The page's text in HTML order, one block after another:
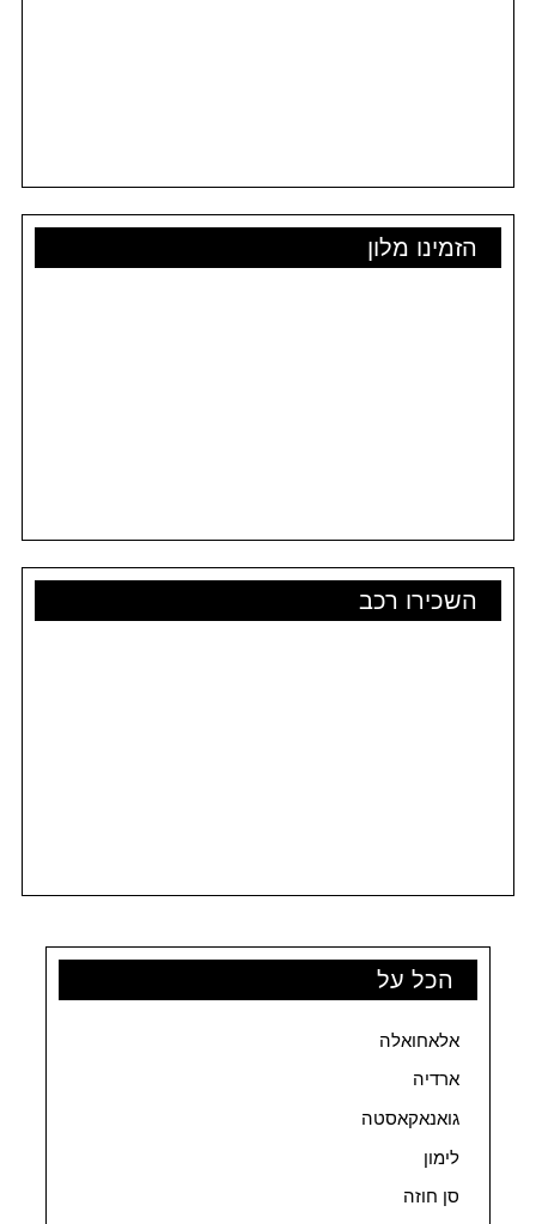
הזמינו מלון
השכירו רכב
הכל על
אלאחואלה
ארדיה
גואנאקאסטה
לימון
סן חוזה